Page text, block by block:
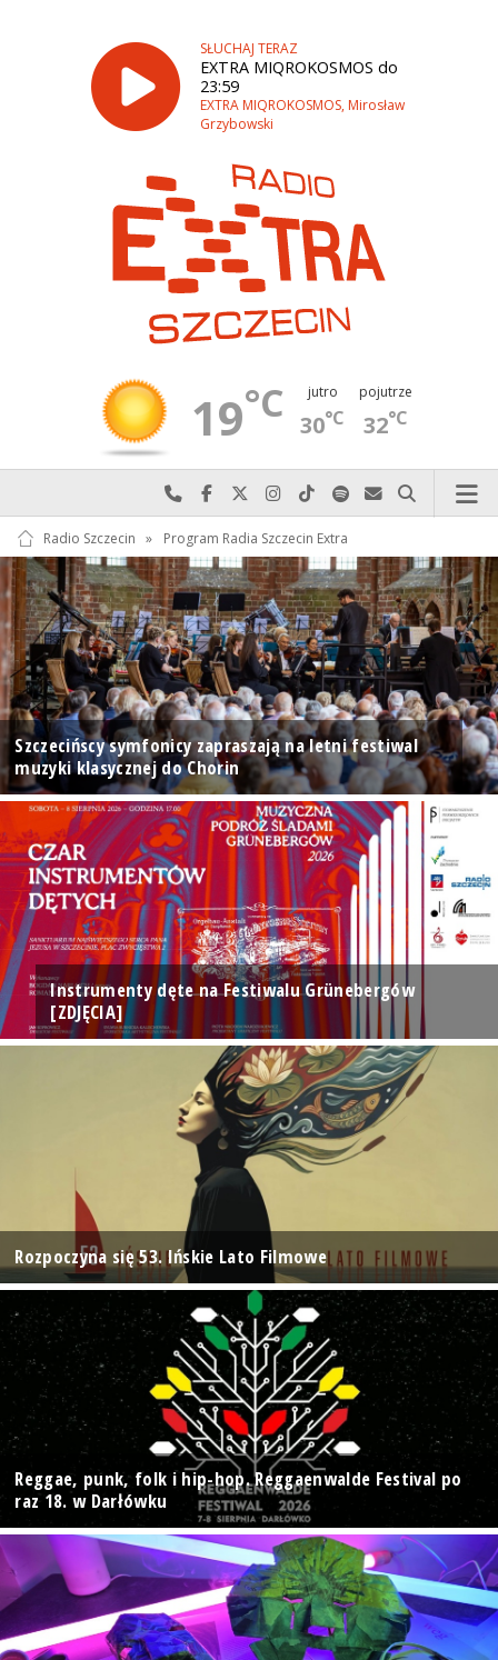
SŁUCHAJ TERAZ
EXTRA MIQROKOSMOS do
23:59
EXTRA MIQROKOSMOS, Mirosław
Grzybowski
19°C jutro
30°C
pojutrze
32°C
Najlepiej po prostu do nas zadzwoń
Odwiedź nas na Facebook-u
Odwiedź nas na X
Odwiedź nas na Instagram-ie
Odwiedź nas na TikTok-u
Szukaj nas na Spotify
Wyślij do nas
Szukaj
Radio Szczecin » Program Radia Szczecin Extra
Szczecińscy symfonicy zapraszają na letni festiwal
muzyki klasycznej do Chorin
Instrumenty dęte na Festiwalu Grünebergów
[ZDJĘCIA]
Rozpoczyna się 53. Ińskie Lato Filmowe
Reggae, punk, folk i hip-hop. Reggaenwalde Festival po
raz 18. w Darłówku